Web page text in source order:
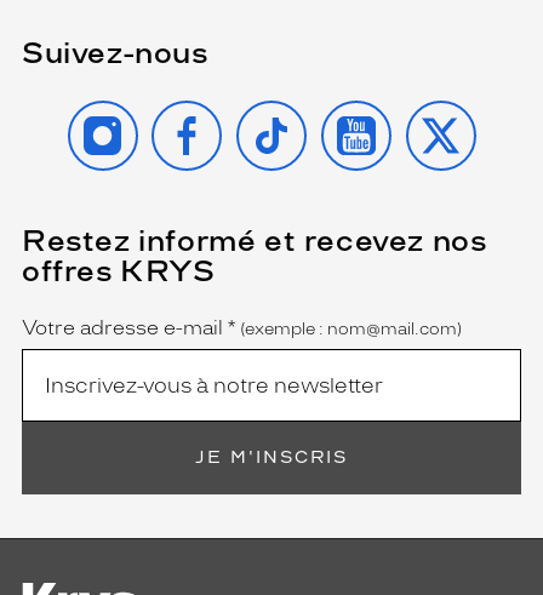
Suivez-nous
INSTAGRAMFACEBOOK
TIKTOK YOUTUBE
X
Restez informé et recevez nos
offres KRYS
Name
Votre adresse e-mail *
(Ce
champ
est
obligatoire)
(exemple : nom@mail.com)
JE M'INSCRIS